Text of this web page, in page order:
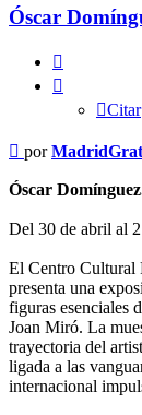
Óscar
Citar
Mensaje
por
Óscar
Del 30 de abril al
El Centro Cultural
presenta una
figuras esenciales
Joan Miró. La
trayectoria del
ligada a las
internacional